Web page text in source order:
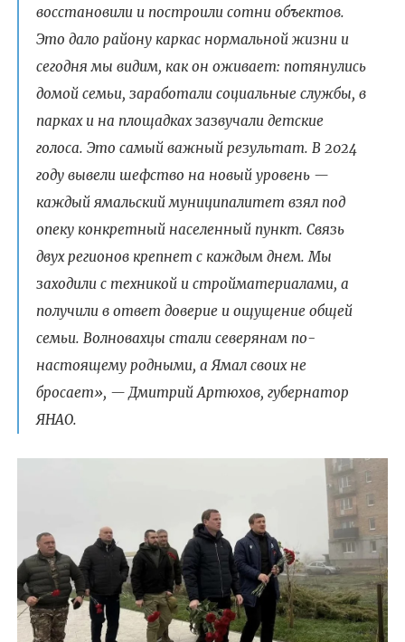
восстановили и построили сотни объектов.
Это дало району каркас нормальной жизни и
сегодня мы видим, как он оживает: потянулись
домой семьи, заработали социальные службы, в
парках и на площадках зазвучали детские
голоса. Это самый важный результат. В 2024
году вывели шефство на новый уровень —
каждый ямальский муниципалитет взял под
опеку конкретный населенный пункт. Связь
двух регионов крепнет с каждым днем. Мы
заходили с техникой и стройматериалами, а
получили в ответ доверие и ощущение общей
семьи. Волновахцы стали северянам по-
настоящему родными, а Ямал своих не
бросает», — Дмитрий Артюхов, губернатор
ЯНАО.